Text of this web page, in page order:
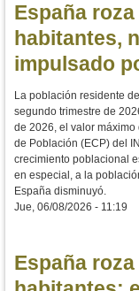
España
habitantes,
impulsado
La población residente
segundo trimestre de
de 2026, el valor
de Población (ECP) del
crecimiento poblacional
en especial, a la
España disminuyó.
Jue, 06/08/2026 - 11:19
España